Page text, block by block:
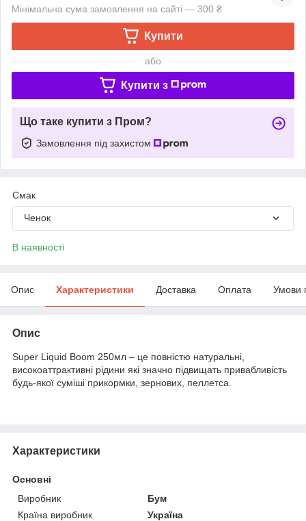
Мінімальна сума замовлення на сайті — 300 ₴
Купити
або
Купити з
Що таке купити з Пром?
Замовлення під захистом
Смак
Ченок
В наявності
Опис Характеристики Доставка Оплата Умови
Опис
Super Liquid Boom 250мл – це повністю натуральні,
високоаттрактивні рідини які значно підвищать привабливість
будь-якої суміші прикормки, зернових, пеллетса.
Характеристики
Основні
Виробник
Бум
Країна виробник
Україна